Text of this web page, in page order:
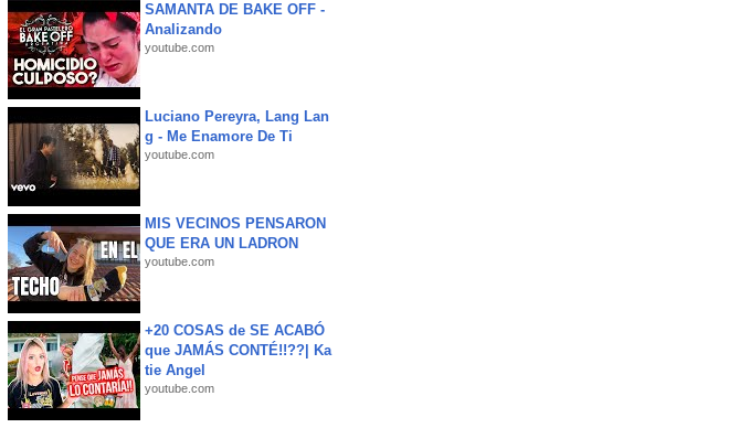
SAMANTA DE BAKE OFF -
Analizando
youtube.com
Luciano Pereyra, Lang Lan
g - Me Enamore De Ti
youtube.com
MIS VECINOS PENSARON
QUE ERA UN LADRON
youtube.com
+20 COSAS de SE ACABÓ
que JAMÁS CONTÉ!!??| Ka
tie Angel
youtube.com